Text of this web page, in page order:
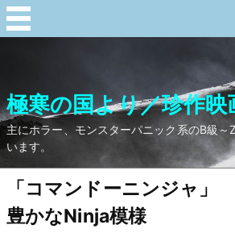
極寒の国より／珍作
主にホラー、モンスターパニック系のB級～
います。
「コマンドーニンジャ
豊かなNinja模様